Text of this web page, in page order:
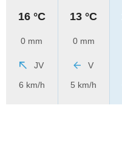
16 °C
0 mm
JV
6 km/h
13 °C
0 mm
V
5 km/h